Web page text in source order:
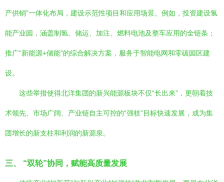
产供销”一体化布局，建设示范性项目和应用场景。例如，投资建设氢
能产业园，涵盖制氢、储运、加注、燃料电池及整车应用的全链条；
推广“新能源+储能”的综合解决方案，服务于智能电网和零碳园区建
设。
这些举措使得北洋集团的新兴能源板块不仅“长出来”，更朝着技
术领先、市场广阔、产业链自主可控的“强枝”目标快速发展，成为集
团增长的新支柱和利润的新源泉。
三、 “双轮”协同，赋能高质量发展